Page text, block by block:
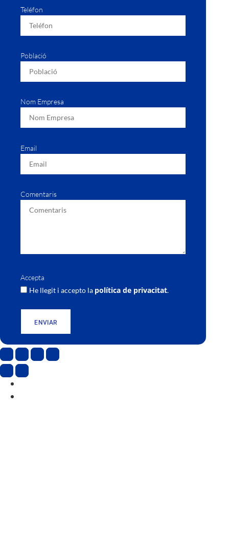
Teléfon
Població
Nom Empresa
Email
Comentaris
Accepta
He llegit i accepto la política de privacitat.
ENVIAR